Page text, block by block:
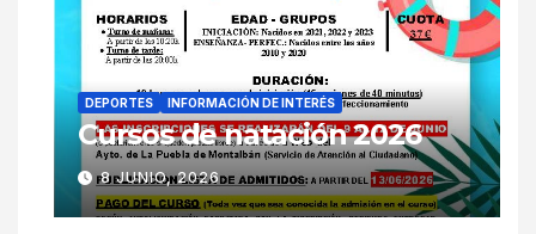
DEPORTES INFORMACIÓN DE INTERÉS
Cursos de natación 2026
8 JUNIO, 2026